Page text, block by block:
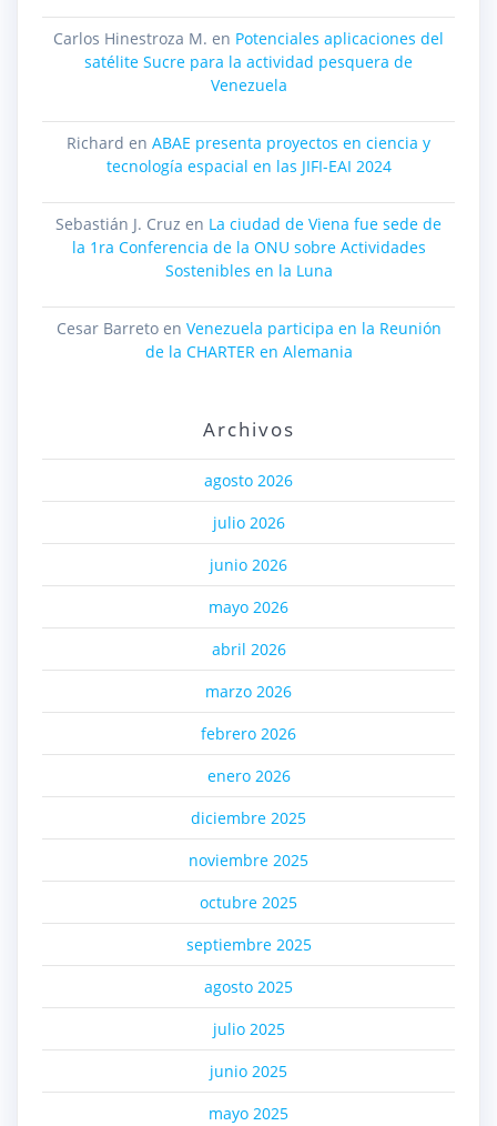
Carlos Hinestroza M. en Potenciales aplicaciones del
satélite Sucre para la actividad pesquera de
Venezuela
Richard en ABAE presenta proyectos en ciencia y
tecnología espacial en las JIFI-EAI 2024
Sebastián J. Cruz en La ciudad de Viena fue sede de
la 1ra Conferencia de la ONU sobre Actividades
Sostenibles en la Luna
Cesar Barretoen Venezuela participa en la Reunión
de la CHARTER en Alemania
Archivos
agosto 2026
julio 2026
junio 2026
mayo 2026
abril 2026
marzo 2026
febrero 2026
enero 2026
diciembre 2025
noviembre 2025
octubre 2025
septiembre 2025
agosto 2025
julio 2025
junio 2025
mayo 2025